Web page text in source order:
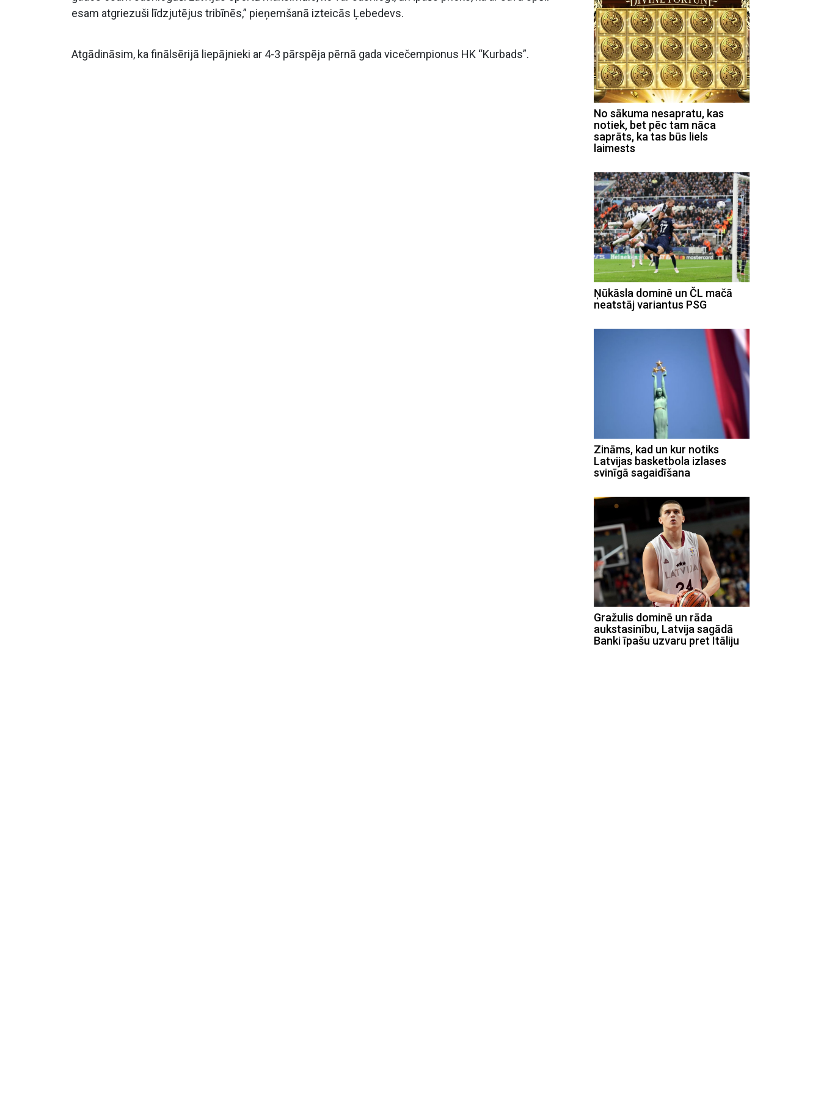
esam atgriezuši līdzjutējus tribīnēs,” pieņemšanā izteicās Ļebedevs.
Atgādināsim, ka finālsērijā liepājnieki ar 4-3 pārspēja pērnā gada vicečempionus HK “Kurbads”.
No sākuma nesapratu, kas
notiek, bet pēc tam nāca
saprāts, ka tas būs liels
laimests
Ņūkāsla dominē un ČL mačā
neatstāj variantus PSG
Zināms, kad un kur notiks
Latvijas basketbola izlases
svinīgā sagaidīšana
Gražulis dominē un rāda
aukstasinību, Latvija sagādā
Banki īpašu uzvaru pret Itāliju